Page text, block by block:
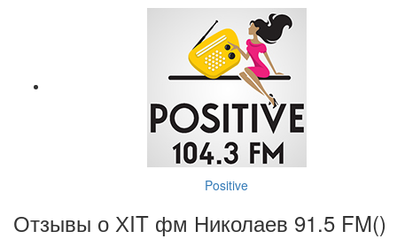
Positive
Отзывы о ХIT фм Николаев 91.5 FM()